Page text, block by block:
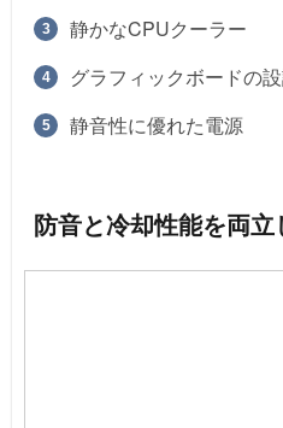
静かなCPUクーラー
グラフィックボードの
静音性に優れた電源
防音と冷却性能を両立